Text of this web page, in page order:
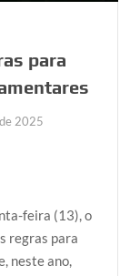
para
2025
feira (13), o
regras para
neste ano,